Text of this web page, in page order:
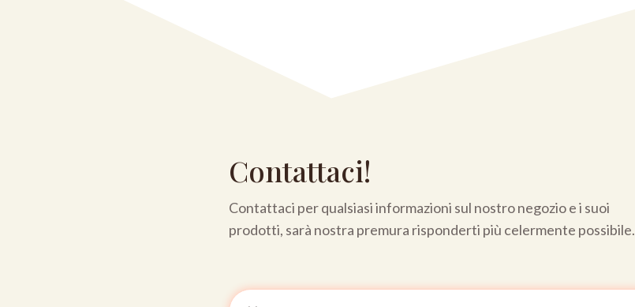
Contattaci!
Contattaci per qualsiasi informazioni sul nostro negozio e i suoi
prodotti, sarà nostra premura risponderti più celermente possibile.